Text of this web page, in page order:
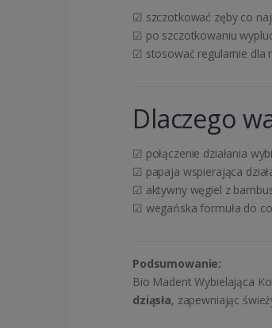
☑ szczotkować zęby co
☑ po szczotkowaniu
☑ stosować regularnie dla
Dlaczego
☑ połączenie działania
☑ papaja wspierająca
☑ aktywny węgiel z
☑ wegańska formuła do
Podsumowanie:
Bio Madent Wybielająca
dziąsła, zapewniając